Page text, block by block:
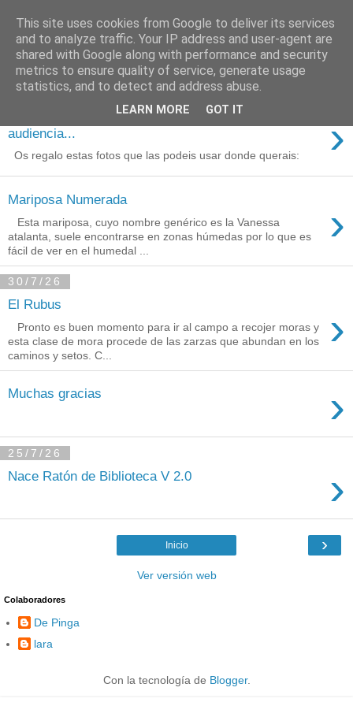
Está de pinga
3/8/26
Agradecimientos a Ares por su
audiencia...
›
Os regalo estas fotos que las podeis usar donde querais:
Mariposa Numerada ›
Esta mariposa, cuyo nombre genérico es la Vanessa
atalanta, suele encontrarse en zonas húmedas por lo que es
fácil de ver en el humedal ...
30/7/26
El Rubus ›
Pronto es buen momento para ir al campo a recojer moras y
esta clase de mora procede de las zarzas que abundan en los
caminos y setos. C...
Muchas gracias ›
25/7/26
Nace Ratón de Biblioteca V 2.0 ›
›
Inicio
Ver versión web
Colaboradores
De Pinga
lara
Con la tecnología de Blogger.
This site uses cookies from Google to deliver its services
and to analyze traffic. Your IP address and user-agent are
shared with Google along with performance and security
metrics to ensure quality of service, generate usage
statistics, and to detect and address abuse.
LEARN MORE GOT IT